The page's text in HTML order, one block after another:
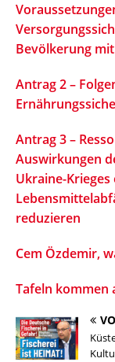
Bevölkerung
Antrag 2 –
Antrag 3 –
Auswirkungen
Ukraine-
reduzieren
Cem Özdemir,
Tafeln kommen